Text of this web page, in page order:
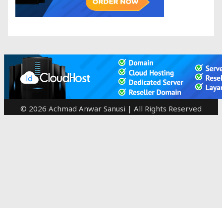
© 2026 Achmad Anwar Sanusi | All Rights Reserved